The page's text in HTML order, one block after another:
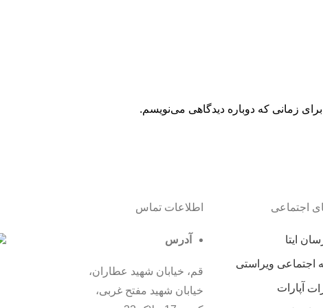
زمانی که دوباره دیدگاهی می‌نویسم.
اجتماعی
ایتا
اجتماعی ویراستی
آپارات
اطلاعات تماس
آدرس
قم، خیابان شهید عطاران،
خیابان شهید مفتح غربی،